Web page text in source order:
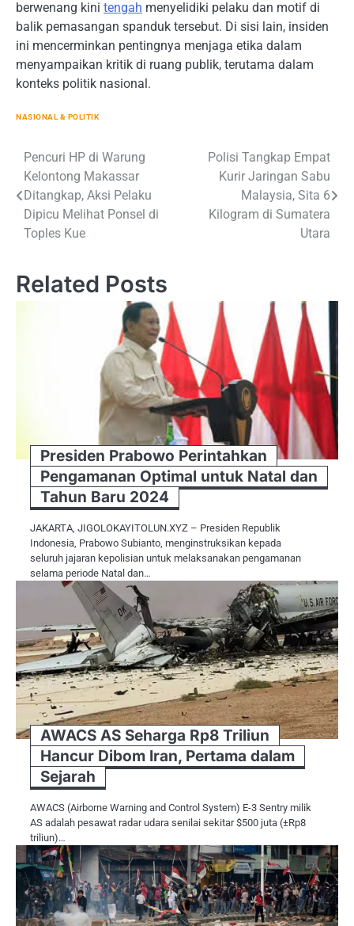
berwenang kini tengah menyelidiki pelaku dan motif di
balik pemasangan spanduk tersebut. Di sisi lain, insiden
ini mencerminkan pentingnya menjaga etika dalam
menyampaikan kritik di ruang publik, terutama dalam
konteks politik nasional.
NASIONAL & POLITIK
Navigasi
pos
Pencuri HP di Warung
Kelontong Makassar
Ditangkap, Aksi Pelaku
Dipicu Melihat Ponsel di
Toples Kue
Polisi Tangkap Empat
Kurir Jaringan Sabu
Malaysia, Sita 6
Kilogram di Sumatera
Utara
Related Posts
Presiden Prabowo Perintahkan
Pengamanan Optimal untuk Natal dan
Tahun Baru 2024
JAKARTA, JIGOLOKAYITOLUN.XYZ – Presiden Republik
Indonesia, Prabowo Subianto, menginstruksikan kepada
seluruh jajaran kepolisian untuk melaksanakan pengamanan
selama periode Natal dan…
AWACS AS Seharga Rp8 Triliun
Hancur Dibom Iran, Pertama dalam
Sejarah
AWACS (Airborne Warning and Control System) E-3 Sentry milik
AS adalah pesawat radar udara senilai sekitar $500 juta (±Rp8
triliun)…